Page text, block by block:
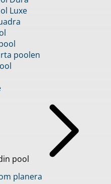
Luxe
poolen
pool
planera